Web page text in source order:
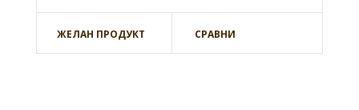
ЖЕЛАН ПРОДУКТ СРАВНИ